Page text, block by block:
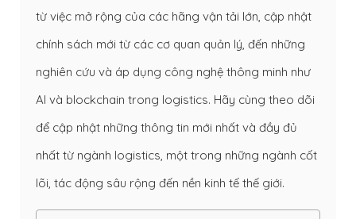
từ việc mở rộng của các hãng vận tải lớn, cập nhật
chính sách mới từ các cơ quan quản lý, đến những
nghiên cứu và áp dụng công nghệ thông minh như
AI và blockchain trong logistics. Hãy cùng theo dõi
để cập nhật những thông tin mới nhất và đầy đủ
nhất từ ngành logistics, một trong những ngành cốt
lõi, tác động sâu rộng đến nền kinh tế thế giới.